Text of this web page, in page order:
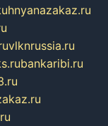
vlknrussia.ru
bankaribi.ru